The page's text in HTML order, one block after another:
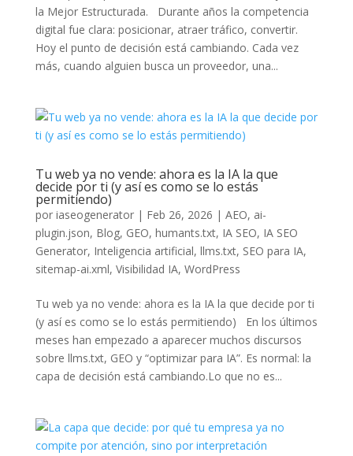
la Mejor Estructurada. Durante años la competencia
digital fue clara: posicionar, atraer tráfico, convertir.
Hoy el punto de decisión está cambiando. Cada vez
más, cuando alguien busca un proveedor, una...
Tu web ya no vende: ahora es la IA la que
decide por ti (y así es como se lo estás
permitiendo)
por iaseogenerator| Feb 26, 2026 | AEO, ai-
plugin.json, Blog, GEO, humants.txt, IA SEO, IA SEO
Generator, Inteligencia artificial, llms.txt, SEO para IA,
sitemap-ai.xml, Visibilidad IA, WordPress
Tu web ya no vende: ahora es la IA la que decide por ti
(y así es como se lo estás permitiendo) En los últimos
meses han empezado a aparecer muchos discursos
sobre llms.txt, GEO y “optimizar para IA”. Es normal: la
capa de decisión está cambiando.Lo que no es...